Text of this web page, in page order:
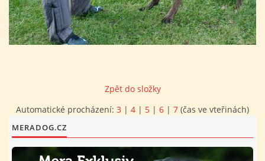
FOTOALBUM
O NÁS - HISTORIE A SOUČASNOST
AVZO TSČ ČR CHRUDIM P.S.
Zpět do složky
Automatické procházení: 3 | 4 | 5 | 6 | 7 (čas ve vteřinách)
MERADOG.CZ